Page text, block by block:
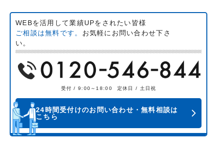
WEBを活用して業績UPをされたい皆様
ご相談は無料です。 お気軽にお問い合わせ下さ
い。
受付 / 9:00～18:00 定休日 / 土日祝
24時間受付けのお問い合わせ・無料相談は
こちら